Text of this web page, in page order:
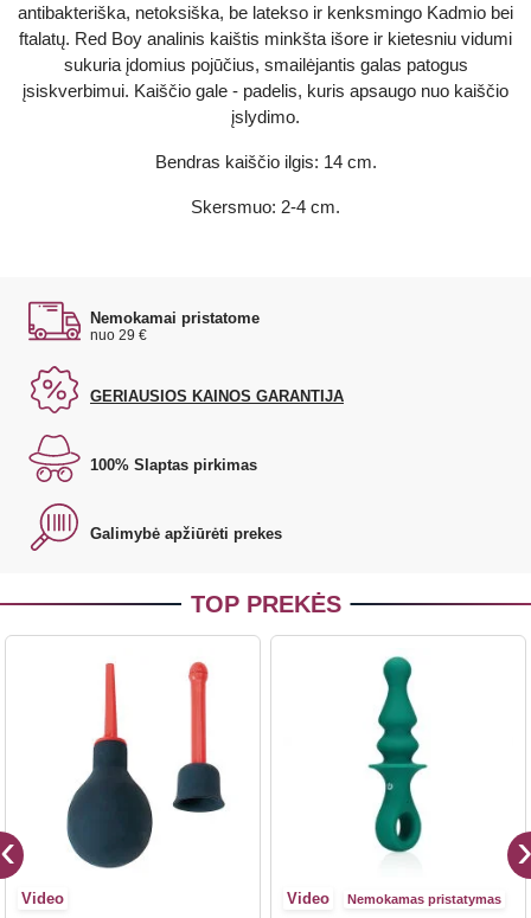
antibakteriška, netoksiška, be latekso ir kenksmingo Kadmio bei
ftalatų. Red Boy analinis kaištis minkšta išore ir kietesniu vidumi
sukuria įdomius pojūčius, smailėjantis galas patogus
įsiskverbimui. Kaiščio gale - padelis, kuris apsaugo nuo kaiščio
įslydimo.
Bendras kaiščio ilgis: 14 cm.
Skersmuo: 2-4 cm.
Nemokamai pristatome
nuo 29 €
GERIAUSIOS KAINOS GARANTIJA
100% Slaptas pirkimas
Galimybė apžiūrėti prekes
TOP PREKĖS
Video Video Nemokamas pristatymas